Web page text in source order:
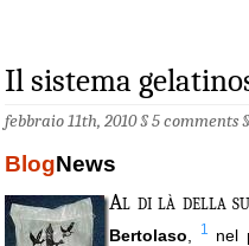
Il sistema
febbraio 11th, 2010 §5 comments
BlogNews
Al di là della
Bertolaso 1
nel